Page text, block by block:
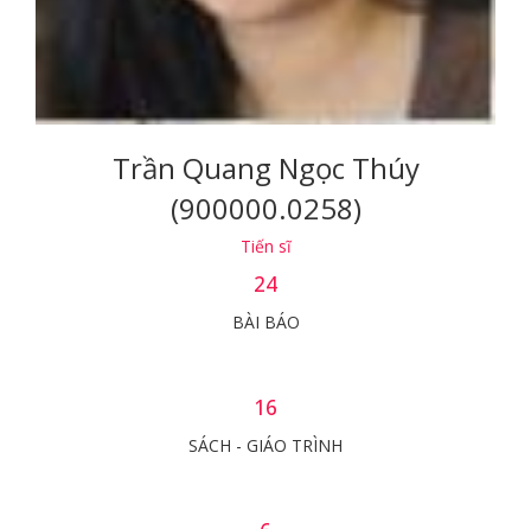
Trần Quang Ngọc Thúy
(900000.0258)
Tiến sĩ
24
BÀI BÁO
16
SÁCH - GIÁO TRÌNH